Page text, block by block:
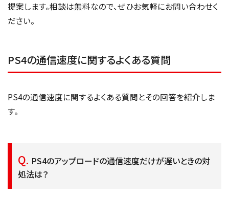
提案します。相談は無料なので、ぜひお気軽にお問い合わせく
ださい。
PS4の通信速度に関するよくある質問
PS4の通信速度に関するよくある質問とその回答を紹介しま
す。
PS4のアップロードの通信速度だけが遅いときの対
処法は？